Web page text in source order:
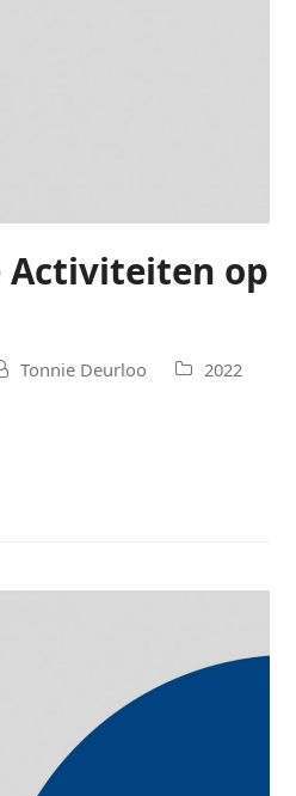
Activiteiten op
Tonnie Deurloo 2022